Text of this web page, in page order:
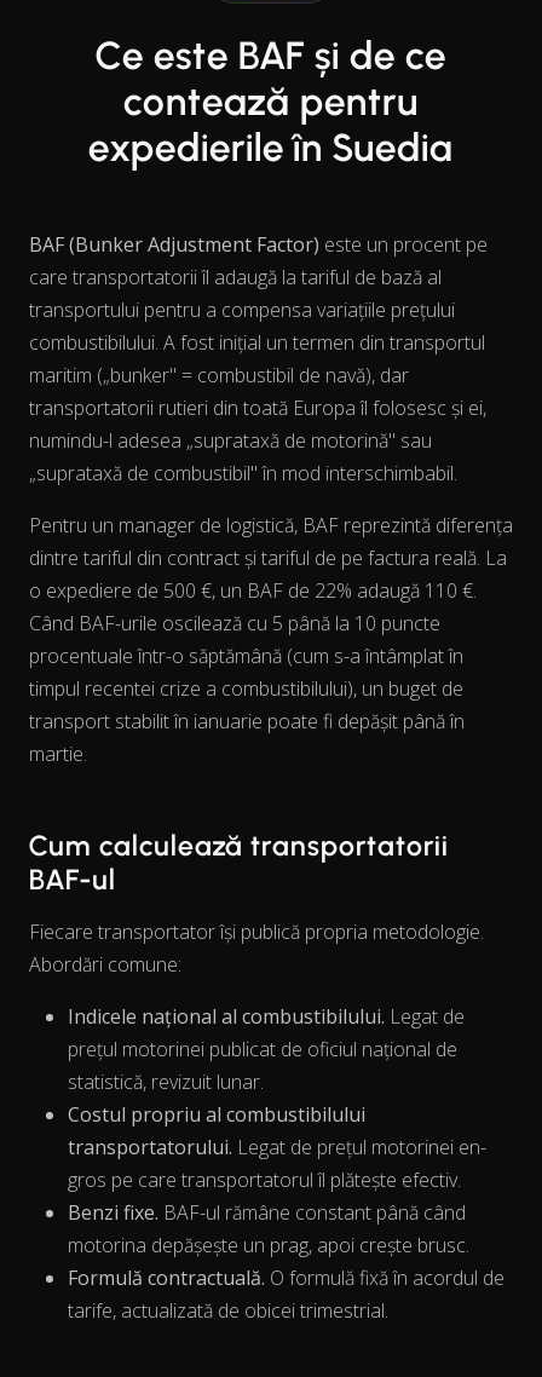
View as data table, Chart
The chart has 1 X axis displaying Time. Data ranges from
Ce este BAF și de ce
contează pentru
expedierile în Suedia
BAF (Bunker Adjustment Factor) este un procent pe
care transportatorii îl adaugă la tariful de bază al
transportului pentru a compensa variațiile prețului
combustibilului. A fost inițial un termen din transportul
maritim („bunker" = combustibil de navă), dar
transportatorii rutieri din toată Europa îl folosesc și ei,
numindu-l adesea „suprataxă de motorină" sau
„suprataxă de combustibil" în mod interschimbabil.
Pentru un manager de logistică, BAF reprezintă diferența
dintre tariful din contract și tariful de pe factura reală. La
o expediere de 500 €, un BAF de 22% adaugă 110 €.
Când BAF-urile oscilează cu 5 până la 10 puncte
procentuale într-o săptămână (cum s-a întâmplat în
timpul recentei crize a combustibilului), un buget de
transport stabilit în ianuarie poate fi depășit până în
martie.
Cum calculează transportatorii
BAF-ul
Fiecare transportator își publică propria metodologie.
Abordări comune:
Indicele național al combustibilului. Legat de
prețul motorinei publicat de oficiul național de
statistică, revizuit lunar.
Costul propriu al combustibilului
transportatorului. Legat de prețul motorinei en-
gros pe care transportatorul îl plătește efectiv.
Benzi fixe. BAF-ul rămâne constant până când
motorina depășește un prag, apoi crește brusc.
Formulă contractuală. O formulă fixă în acordul de
tarife, actualizată de obicei trimestrial.